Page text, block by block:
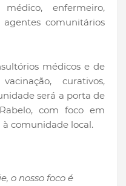
enfermeiro,
comunitários
médicos e de
curativos,
será a porta de
com foco em
à comunidade local.
o nosso foco é